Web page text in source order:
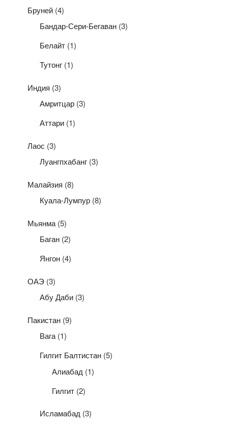
Бруней (4)
Бандар-Сери-Бегаван (3)
Белайт (1)
Тутонг (1)
Индия (3)
Амритцар (3)
Аттари (1)
Лаос (3)
Луангпхабанг (3)
Малайзия (8)
Куала-Лумпур (8)
Мьянма (5)
Баган (2)
Янгон (4)
ОАЭ (3)
Абу Даби (3)
Пакистан (9)
Вага(1)
Гилгит Балтистан (5)
Алиабад (1)
Гилгит (2)
Исламабад (3)